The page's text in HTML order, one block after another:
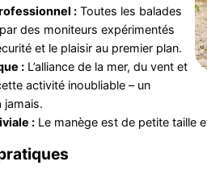
:Toutes les balades
des moniteurs expérimentés
et le plaisir au premier plan.
:L’alliance de la mer, du vent et
activité inoubliable – un
jamais.
:Le manège est de petite taille